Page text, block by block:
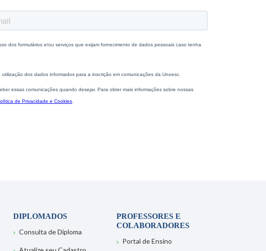
DIPLOMADOS
Consulta de Diploma
PROFESSORES E
COLABORADORES
Portal de Ensino